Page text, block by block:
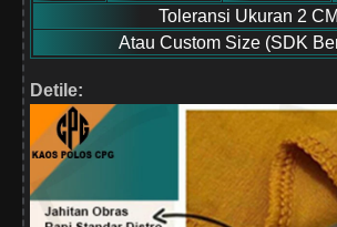
Toleransi Ukuran 2 CM
Atau Custom Size (SDK
Detile: